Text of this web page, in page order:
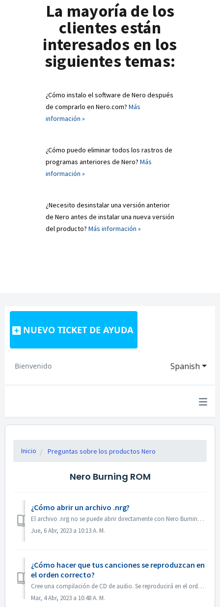
La mayoría de los
clientes están
interesados en los
siguientes temas:
¿Cómo instalo el software de Nero después
de comprarlo en Nero.com? Más
información »
¿Cómo puedo eliminar todos los rastros de
programas anteriores de Nero? Más
información »
¿Necesito desinstalar una versión anterior
de Nero antes de instalar una nueva versión
del producto? Más información »
NUEVO TICKET DE AYUDA
Spanish
Bienvenido
Inicio Preguntas sobre los productos Nero
Nero Burning ROM
¿Cómo abrir un archivo .nrg?
El archivo .nrg no se puede abrir directamente con Nero Burning ROM. Puede grabar el archivo nrg en un disco con Nero Burning ROM. O utilizar el software d...
Jue, 6 Abr, 2023 a 10:13 A. M.
¿Cómo hacer que tus canciones se reproduzcan en
el orden correcto?
Cree una compilación de CD de audio. Se reproducirá en el orden en que agregó los archivos. Si crea con otra compilación que se quemará en realidad un disco...
Mar, 4 Abr, 2023 a 10:48 A. M.